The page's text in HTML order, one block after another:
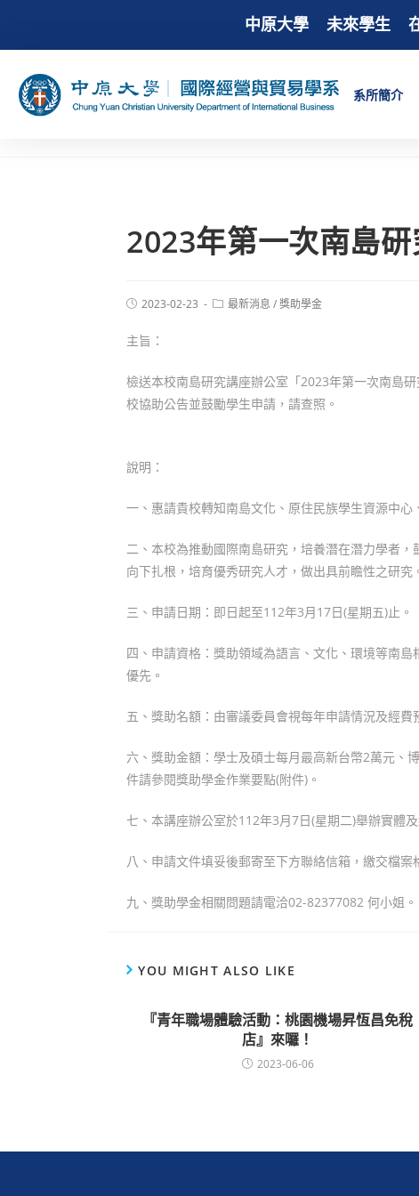
中原大學 未來學生
系所簡介
2023年第一次南島
2023-02-23 最新消息 /獎助學金
主旨：
檢送本校南島研究講座辦公室「2023年第一次南島
校協助公告並鼓勵學生申請，請查照。
說明：
一、惠請貴校轉知南島文化、原住民族學生資源中
二、本校為推動國際南島研究，培養潛在潛力學者
向下扎根，培育優秀研究人才，做出具前瞻性之研究
三、申請日期：即日起至112年3月17日(星期五)止。
四、申請資格：獎助領域為語言、文化、環境等南
優先。
五、獎助名額：由審議委員會視每年申請情況及經費
六、獎助金額：學士及碩士每月最高新台幣2萬元、
件請參閱獎助學金作業要點(附件)。
七、本講座辦公室於112年3月7日(星期二)舉辦實體
八、申請文件填妥後郵寄至下方聯絡信箱，繳交檔
九、獎助學金相關問題請電洽02-82377082 何小姐。
YOU MIGHT ALSO LIKE
『青年職場體驗活動：桃園機場昇恆昌免稅
店』來囉！
2023-06-06